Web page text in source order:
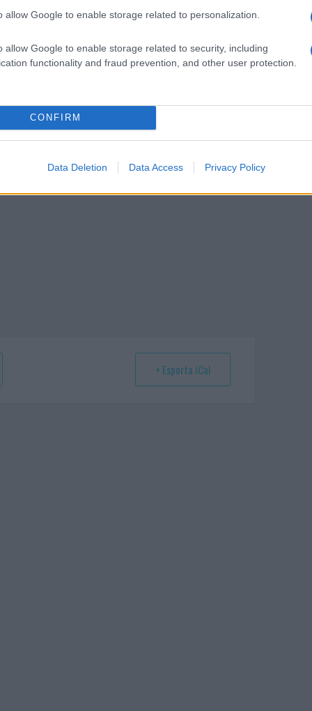
allow Google to enable storage related to personalization.
allow Google to enable storage related to security, including
functionality and fraud prevention, and other user protection.
CONFIRM
Data Deletion Data Access Privacy Policy
nazionali?
mesecliccandoqui
nella sezioneLogindal menù del sito
+ Esporta iCal